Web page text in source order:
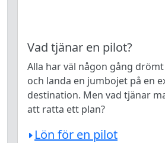
Vad tjänar en pilot?
Alla har väl någon gång
och landa en jumbojet på en
destination. Men vad tjänar
att ratta ett plan?
Lön för en pilot